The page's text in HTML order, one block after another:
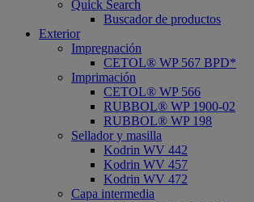
Quick Search
Buscador de productos
Exterior
Impregnación
CETOL® WP 567 BPD*
Imprimación
CETOL® WP 566
RUBBOL® WP 1900-02
RUBBOL® WP 198
Sellador y masilla
Kodrin WV 442
Kodrin WV 457
Kodrin WV 472
Capa intermedia